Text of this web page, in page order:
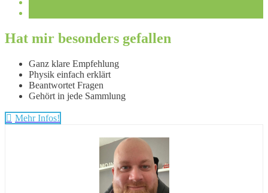
Hat mir besonders gefallen
Ganz klare Empfehlung
Physik einfach erklärt
Beantwortet Fragen
Gehört in jede Sammlung
Mehr Infos!